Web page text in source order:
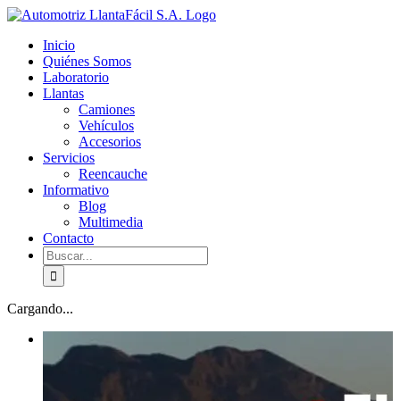
Skip
content
facebook
youtube
Inicio
Quiénes Somos
Laboratorio
Llantas
Camiones
Vehículos
Accesorios
Servicios
Reencauche
Informativo
Blog
Multimedia
Contacto
Buscar:
Cargando...